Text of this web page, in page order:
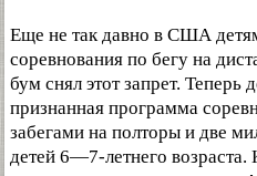
Еще не так давно в США
соревнования по бегу на
бум снял этот запрет. Теперь
признанная программа
забегами на полторы и две
детей 6—7-летнего возраста.